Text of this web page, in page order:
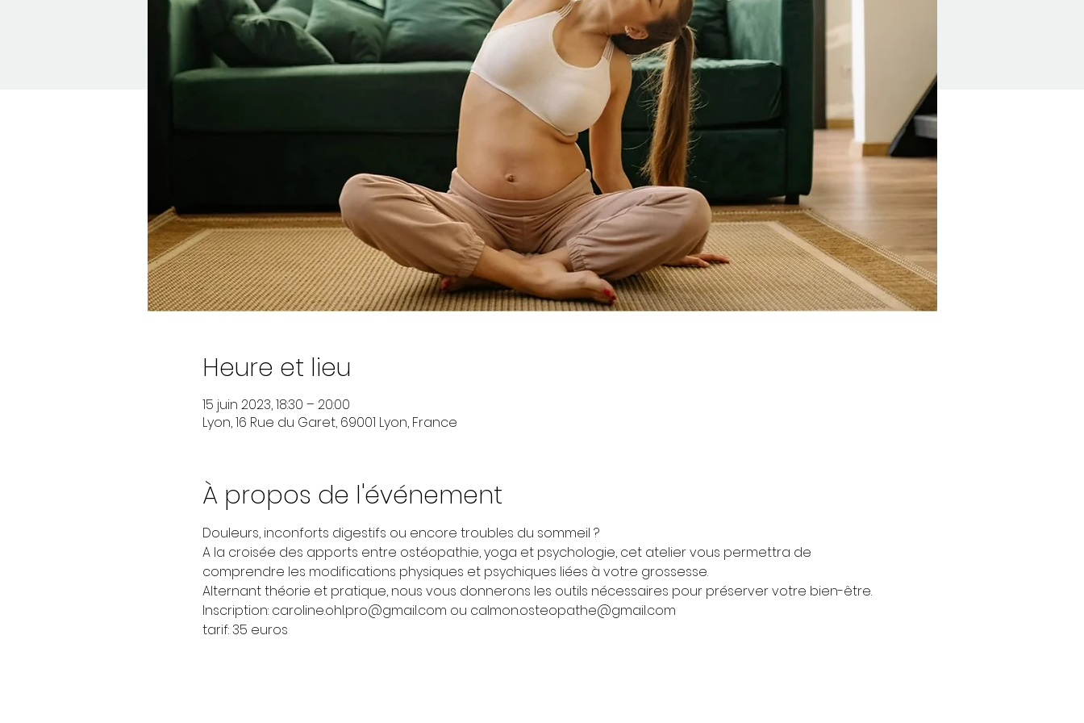
Heure et lieu
15 juin 2023, 18:30 – 20:00
Lyon, 16 Rue du Garet, 69001 Lyon, France
À propos de l'événement
Douleurs, inconforts digestifs ou encore troubles du sommeil ?
A la croisée des apports entre ostéopathie, yoga et psychologie, cet atelier vous permettra de
comprendre les modifications physiques et psychiques liées à votre grossesse.
Alternant théorie et pratique, nous vous donnerons les outils nécessaires pour préserver votre bien-être.
Inscription: caroline.ohl.pro@gmail.com ou calmon.osteopathe@gmail.com
tarif: 35 euros